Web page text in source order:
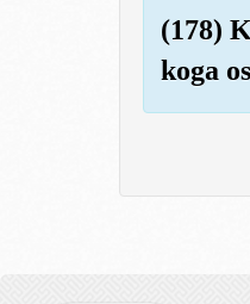
(178)
koga